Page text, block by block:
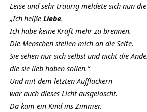
Leise und sehr traurig meldete sich nun
„Ich heiße Liebe.
Ich habe keine Kraft mehr zu brennen.
Die Menschen stellen mich an die Seite.
Sie sehen nur sich selbst und nicht die
die sie lieb haben sollen.“
Und mit dem letzten Aufflackern
war auch dieses Licht ausgelöscht.
Da kam ein Kind ins Zimmer.